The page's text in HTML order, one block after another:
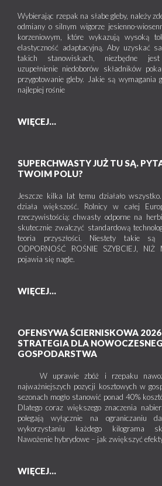
Wybierając rzepak na słabe gleby, należy
odmiany o silnym wigorze jesienno-
korzeniowym, które wykazują wysoką
elastyczność adaptacyjną. Aby uzyskać
takich stanowiskach, niezbędne
uzupełnienie niedoborów składników
przygotowanie gleby. Jakie są wymagania
najlepiej rośnie
WIĘCEJ...
SUPERCHWASTY JUŻ TU SĄ.
TWOIM POLU?
Jeszcze kilka lat temu działało
działa większość. Rolnicy w całej
rzeczywistością: chwasty odporne na
skutecznie zwalczyć standardową
teoria przyszłości. Niestety takie są
ODPORNOŚĆ ROŚNIE SZYBCIEJ, NIŻ
pojawia się nagle.
WIĘCEJ...
OFENSYWA ŚCIERNISKOWA
STRATEGIA DLA
GOSPODARSTWA
W uprawie zbóż i rzepaku
najważniejszych pozycji kosztowych w
sezonach mogło stanowić ponad 40%
Dlatego coraz większego znaczenia
polegają wyłącznie na ograniczaniu
wykorzystaniu każdego kilograma
Nawożenie hybrydowe – jak zwiększyć
WIĘCEJ...